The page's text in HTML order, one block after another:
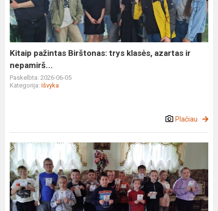
trys
klasės,
azartas
ir
nepamirš...
Kitaip pažintas Birštonas: trys klasės, azartas ir
nepamirš...
Paskelbta: 2026-06-05
Kategorija: Išvyka
Plačiau
Edukacja
projektowa
„Od
starych
rzemiosł
do